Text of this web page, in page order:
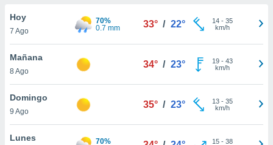
en
nuestra
y
Hoy
7 Ago
70%
0.7 mm
33° / 22° 14- 35
km/h
Mañana
8 Ago
34° / 23° 19- 43
km/h
Domingo
9 Ago
35° / 23° 13- 35
km/h
Lunes
70%
15- 38